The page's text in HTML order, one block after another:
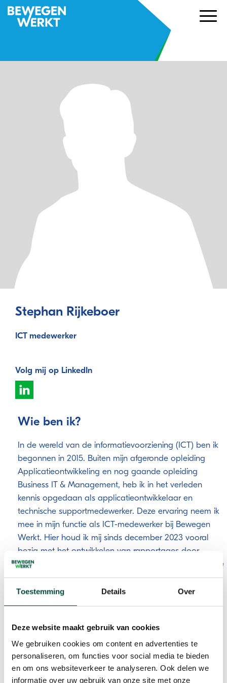
Toestemming Details Over
Deze website maakt gebruik van cookies
We gebruiken cookies om content en advertenties te
personaliseren, om functies voor social media te bieden
en om ons websiteverkeer te analyseren. Ook delen we
informatie over uw gebruik van onze site met onze
Stephan Rijkeboer
ICT medewerker
Volg mij op LinkedIn
Wie ben ik?
In de wereld van de informatievoorziening (ICT) ben ik
begonnen in 2015. Buiten mijn afgeronde opleiding
Applicatieontwikkeling en nog gaande opleiding
Business IT & Management, heb ik in het verleden
kennis opgedaan als applicatieontwikkelaar en
technische supportmedewerker. Deze ervaring neem ik
mee in mijn functie als ICT-medewerker bij Bewegen
Werkt. Hier houd ik mij sinds december 2023 vooral
bezig met het ontwikkelen van rapportages door
middel van Business Intelligence en het beheren van de
applicaties en data.
Mijnfavoriete vitaliteitsmomentje? Een
lange wandeling met mijn hond 's
morgens bij zonsopkomst en lekker mijn
hoofd legen in de sportschool na werk.
Wat drijft mij?